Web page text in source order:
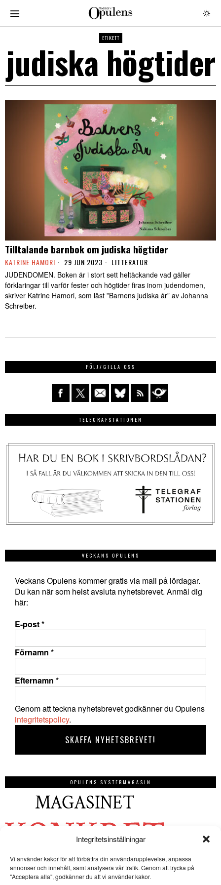
Integritetsinställningar
Vi använder kakor för att förbättra din användarupplevelse, anpassa
annonser och innehåll, samt analysera vår trafik. Genom att trycka på
"Acceptera alla", godkänner du att vi använder kakor.
ETIKETT
judiska högtider
Tilltalande barnbok om judiska högtider
KATRINE HAMORI 29 JUN 2023 LITTERATUR
JUDENDOMEN. Boken är i stort sett heltäckande vad gäller
förklaringar till varför fester och högtider firas inom judendomen,
skriver Katrine Hamori, som läst ”Barnens judiska år” av Johanna
Schreiber.
FÖLJ/GILLA OSS
TELEGRAFSTATIONEN
VECKANS OPULENS
Veckans Opulens kommer gratis via mail på lördagar.
Du kan när som helst avsluta nyhetsbrevet. Anmäl dig
här:
E-post*
Förnamn *
Efternamn *
Genom att teckna nyhetsbrevet godkänner du Opulens
integritetspolicy.
OPULENS SYSTERMAGASIN